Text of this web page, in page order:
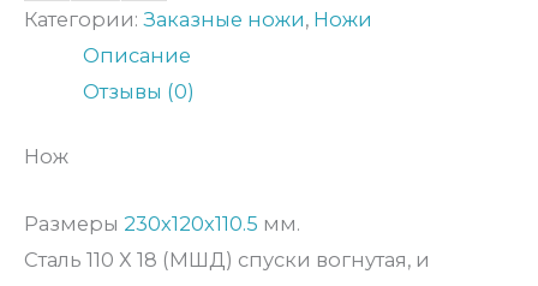
Категории: Заказные ножи, Ножи
Описание
Отзывы (0)
Нож
Размеры 230х120х110.5 мм.
Сталь 110 Х 18 (МШД) спуски вогнутая, и